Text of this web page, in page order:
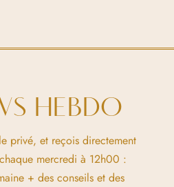
HEBDO
privé, et reçois directement
mercredi à 12h00 :
+ des conseils et des